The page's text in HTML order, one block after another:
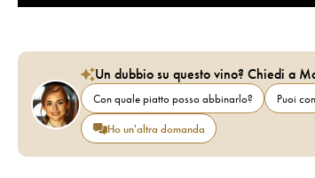
Un dubbio su questo vino? Chiedi a
Con quale piatto posso abbinarlo? Puoi
Ho un'altra domanda